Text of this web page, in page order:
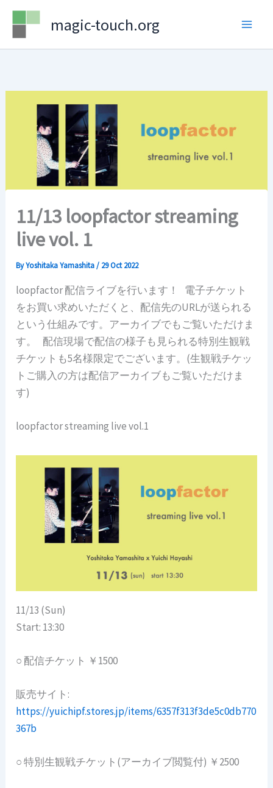
Skip
content
magic-touch.org
11/13 loopfactor streaming
live vol. 1
ByYoshitaka Yamashita/ 29 Oct 2022
loopfactor 配信ライブを行います！ 電子チケット
をお買い求めいただくと、配信先のURLが送られる
という仕組みです。アーカイブでもご覧いただけま
す。 配信現場で配信の様子も見られる特別生観戦
チケットも5名様限定でございます。(生観戦チケッ
トご購入の方は配信アーカイブもご覧いただけま
す)
loopfactor streaming live vol.1
11/13 (Sun)
Start: 13:30
○ 配信チケット ￥1500
販売サイト:
https://yuichipf.stores.jp/items/6357f313f3de5c0db770
367b
○ 特別生観戦チケット(アーカイブ閲覧付) ￥2500